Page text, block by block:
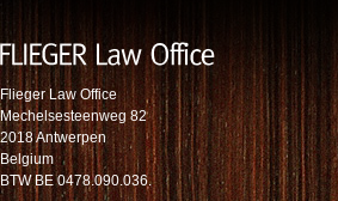
Flieger Law Office
Mechelsesteenweg 82
2018 Antwerpen
Belgium
BTW BE 0478.090.036.